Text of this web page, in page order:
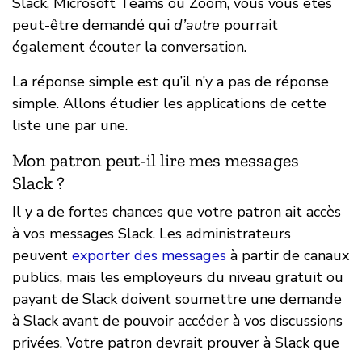
peut-être demandé qui d’autre pourrait
également écouter la conversation.
La réponse simple est qu’il n’y a pas de réponse
simple. Allons étudier les applications de cette
liste une par une.
Mon patron peut-il lire mes messages
Slack ?
Il y a de fortes chances que votre patron ait accès
à vos messages Slack. Les administrateurs
peuvent exporter des messages à partir de canaux
publics, mais les employeurs du niveau gratuit ou
payant de Slack doivent soumettre une demande
à Slack avant de pouvoir accéder à vos discussions
privées. Votre patron devrait prouver à Slack que